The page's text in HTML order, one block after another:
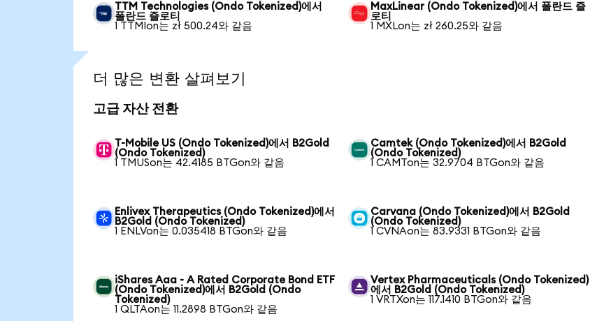
TTM Technologies (Ondo Tokenized)에서
폴란드 즐로티
1 TTMIon는 zł 500.24와 같음
MaxLinear (Ondo Tokenized)에서 폴란드 즐
로티
1 MXLon는 zł 260.25와 같음
더 많은 변환 살펴보기
고급 자산 전환
T-Mobile US (Ondo Tokenized)에서 B2Gold
(Ondo Tokenized)
1 TMUSon는 42.4185 BTGon와 같음
Camtek (Ondo Tokenized)에서 B2Gold
(Ondo Tokenized)
1 CAMTon는 32.9704 BTGon와 같음
Enlivex Therapeutics (Ondo Tokenized)에서
B2Gold (Ondo Tokenized)
1 ENLVon는 0.035418 BTGon와 같음
Carvana (Ondo Tokenized)에서 B2Gold
(Ondo Tokenized)
1 CVNAon는 83.9331 BTGon와 같음
iShares Aaa - A Rated Corporate Bond ETF
(Ondo Tokenized)에서 B2Gold (Ondo
Tokenized)
1 QLTAon는 11.2898 BTGon와 같음
Vertex Pharmaceuticals (Ondo Tokenized)
에서 B2Gold (Ondo Tokenized)
1 VRTXon는 117.1410 BTGon와 같음